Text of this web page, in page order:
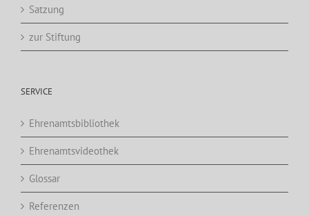
Satzung
zur Stiftung
SERVICE
Ehrenamtsbibliothek
Ehrenamtsvideothek
Glossar
Referenzen